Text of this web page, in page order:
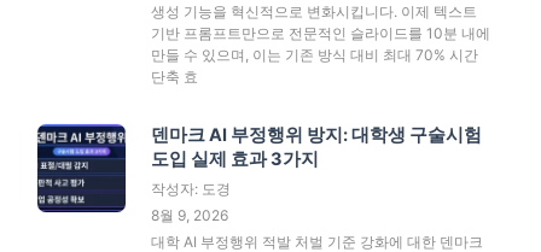
생성 기능을 혁신적으로 변화시킵니다. 이제 텍스트
기반 프롬프트만으로 전문적인 슬라이드를 10분 내에
만들 수 있으며, 이는 기존 방식 대비 최대 70% 시간
단축 효
덴마크 AI 부정행위 방지: 대학생 구술시험
도입 실제 효과 3가지
작성자: 도경
8월 9, 2026
대학 AI 부정행위 적발 처벌 기준 강화에 대한 덴마크